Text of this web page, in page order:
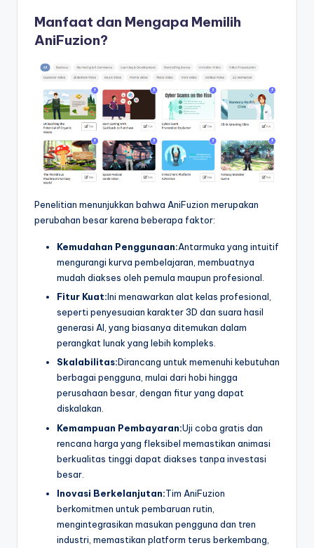
Manfaat dan Mengapa Memilih
AniFuzion?
Penelitian menunjukkan bahwa AniFuzion merupakan
perubahan besar karena beberapa faktor:
Kemudahan Penggunaan:Antarmuka yang intuitif
mengurangi kurva pembelajaran, membuatnya
mudah diakses oleh pemula maupun profesional.
Fitur Kuat:Ini menawarkan alat kelas profesional,
seperti penyesuaian karakter 3D dan suara hasil
generasi AI, yang biasanya ditemukan dalam
perangkat lunak yang lebih kompleks.
Skalabilitas:Dirancang untuk memenuhi kebutuhan
berbagai pengguna, mulai dari hobi hingga
perusahaan besar, dengan fitur yang dapat
diskalakan.
Kemampuan Pembayaran:Uji coba gratis dan
rencana harga yang fleksibel memastikan animasi
berkualitas tinggi dapat diakses tanpa investasi
besar.
Inovasi Berkelanjutan:Tim AniFuzion
berkomitmen untuk pembaruan rutin,
mengintegrasikan masukan pengguna dan tren
industri, memastikan platform terus berkembang,